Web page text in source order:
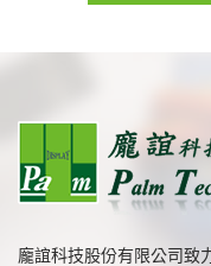
龐誼科技股份有限公司致